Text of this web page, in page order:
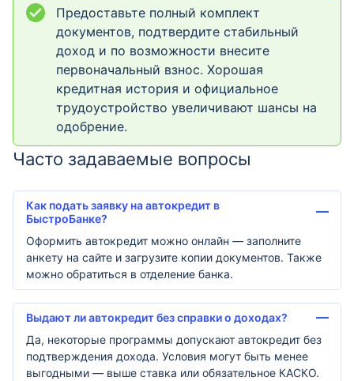
Предоставьте полный комплект
документов, подтвердите стабильный
доход и по возможности внесите
первоначальный взнос. Хорошая
кредитная история и официальное
трудоустройство увеличивают шансы на
одобрение.
Часто задаваемые вопросы
Как подать заявку на автокредит в
БыстроБанке?
Оформить автокредит можно онлайн — заполните
анкету на сайте и загрузите копии документов. Также
можно обратиться в отделение банка.
Выдают ли автокредит без справки о доходах?
Да, некоторые программы допускают автокредит без
подтверждения дохода. Условия могут быть менее
выгодными — выше ставка или обязательное КАСКО.